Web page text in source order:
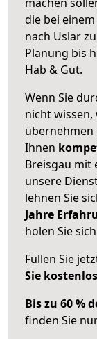
die bei
nach Uslar
Planung bis
Hab & Gut.
Wenn Sie
nicht wissen,
übernehmen
Ihnen
Breisgau mit
unsere
lehnen Sie
Jahre
holen Sie
Füllen Sie
Sie
Bis zu 60 %
finden Sie